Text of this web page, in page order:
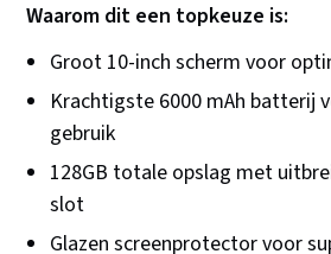
Waarom dit een topkeuze is:
Groot 10-inch scherm voor
Krachtigste 6000 mAh batterij
gebruik
128GB totale opslag met
slot
Glazen screenprotector voor